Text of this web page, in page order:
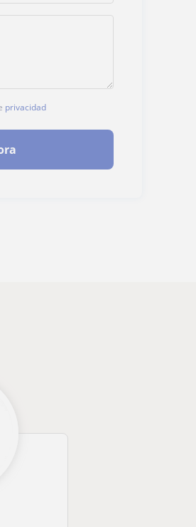
privacidad